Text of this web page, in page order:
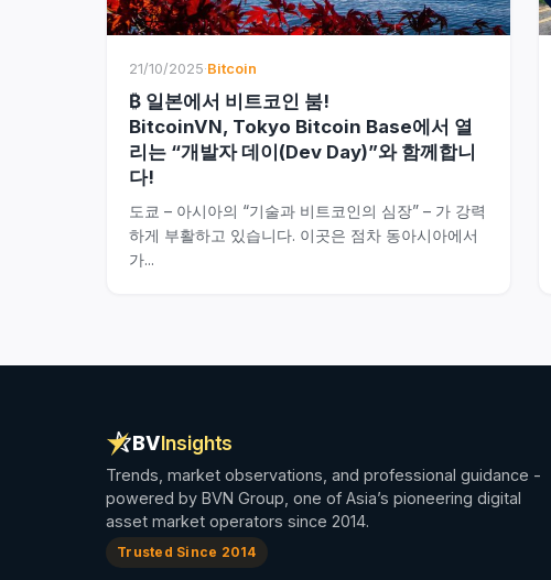
21/10/2025·Bitcoin
₿ 일본에서 비트코인 붐!
BitcoinVN, Tokyo Bitcoin Base에서 열
리는 “개발자 데이(Dev Day)”와 함께합니
다!
도쿄 – 아시아의 “기술과 비트코인의 심장” – 가 강력
하게 부활하고 있습니다. 이곳은 점차 동아시아에서
가...
BVInsights
Trends, market observations, and professional guidance -
powered by BVN Group, one of Asia’s pioneering digital
asset market operators since 2014.
Trusted Since 2014